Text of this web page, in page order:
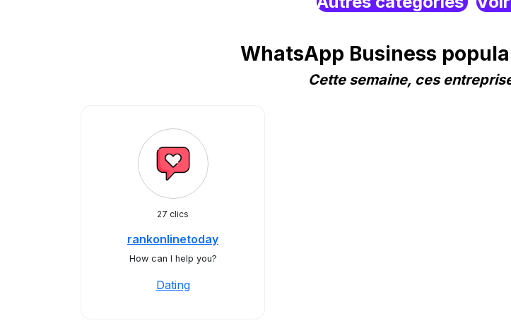
WhatsApp Business
Cette semaine, ces
27 clics
rankonlinetoday
How can I help you?
Dating